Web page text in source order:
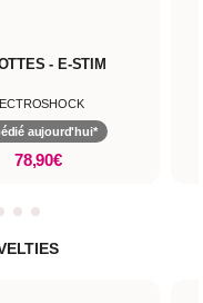
- E-STIM
aujourd'hui*
78,90€